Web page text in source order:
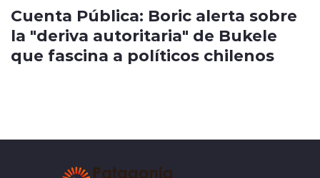
Cuenta Pública: Boric alerta sobre
la "deriva autoritaria" de Bukele
que fascina a políticos chilenos